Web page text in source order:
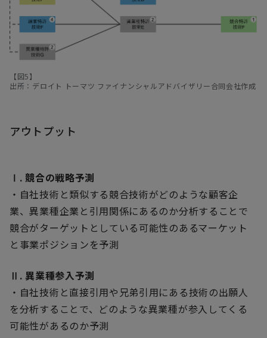
【図5】
出所：デロイト トーマツ ファイナンシャルアドバイザリー合同会社作成
アウトプット
Ⅰ. 競合の戦略予測
・自社技術と類似する競合技術がどのような顧客企
業、異業種企業と引用関係にあるのか分析することで
競合がターゲットとしている可能性のあるマーケット
と事業ポジションを予測
Ⅱ. 異業種参入予測
・自社技術と直接引用や兄弟引用にある技術の出願人
を分析することで、どのような異業種が参入してくる
可能性があるのか予測